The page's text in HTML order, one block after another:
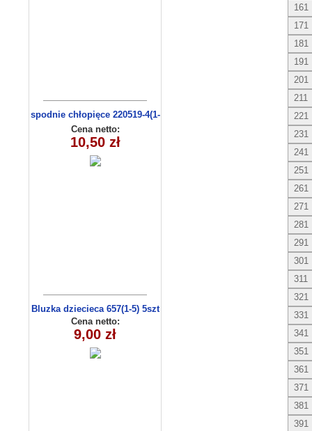
spodnie chłopięce 220519-4(1-
4) 4 szt
Cena netto:
10,50 zł
Bluzka dziecieca 657(1-5) 5szt
Cena netto:
9,00 zł
161
171
181
191
201
211
221
231
241
251
261
271
281
291
301
311
321
331
341
351
361
371
381
391